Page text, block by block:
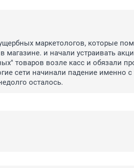
маркетологов, которые
и начали устраивать
товаров возле касс и обязали
сети начинали падение именно с
осталось.